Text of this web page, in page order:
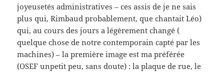
joyeusetés administratives – ces assis de je ne sais
plus qui, Rimbaud probablement, que chantait Léo)
qui, au cours des jours a légèrement changé (
quelque chose de notre contemporain capté par les
machines) – la première image est ma préférée
(OSEF unpetit peu, sans doute) : la plaque de rue, le